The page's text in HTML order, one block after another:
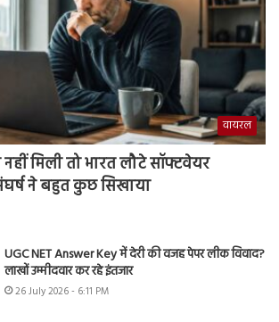
वायरल
मिली तो भारत लौटे सॉफ्टवेयर
ने बहुत कुछ सिखाया
UGC NET Answer Key में देरी की वजह पेपर लीक विवाद?
लाखों उम्मीदवार कर रहे इंतजार
26 July 2026 - 6:11 PM